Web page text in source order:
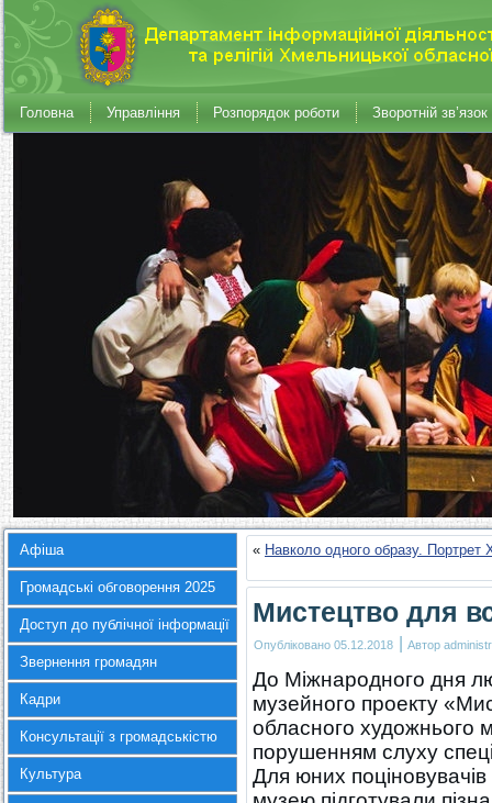
Головна Управління Розпорядок роботи Зворотній зв’язок
Афіша
Громадські обговорення 2025
Доступ до публічної інформації
Звернення громадян
Кадри
Консультації з громадськістю
Культура
« Навколо одного образу. Портрет
Мистецтво для
Опубліковано 05.12.2018 | Автор
До Міжнародного дня
музейного проекту
обласного художнього
порушенням слуху
Для юних поціновувачів